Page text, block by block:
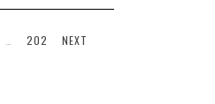
202 NEXT